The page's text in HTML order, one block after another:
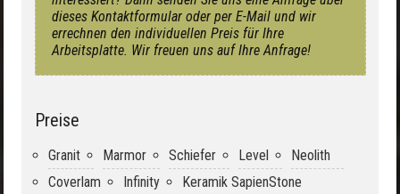
dieses Kontaktformular oder per E-Mail und wir
errechnen den individuellen Preis für Ihre
Arbeitsplatte. Wir freuen uns auf Ihre Anfrage!
Preise
Granit Marmor Schiefer Level
Neolith
Coverlam
Infinity
Keramik SapienStone